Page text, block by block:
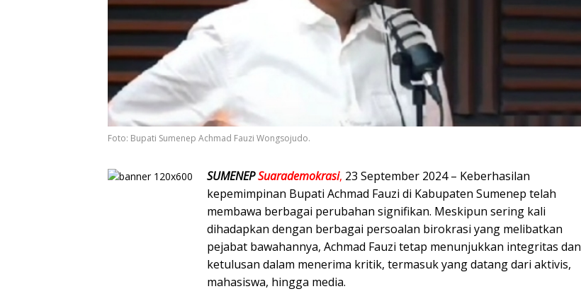
Foto: Bupati Sumenep Achmad Fauzi Wongsojudo.
SUMENEPSuarademokrasi, 23 September 2024 – Keberhasilan
kepemimpinan Bupati Achmad Fauzi di Kabupaten Sumenep telah
membawa berbagai perubahan signifikan. Meskipun sering kali
dihadapkan dengan berbagai persoalan birokrasi yang melibatkan
pejabat bawahannya, Achmad Fauzi tetap menunjukkan integritas dan
ketulusan dalam menerima kritik, termasuk yang datang dari aktivis,
mahasiswa, hingga media.